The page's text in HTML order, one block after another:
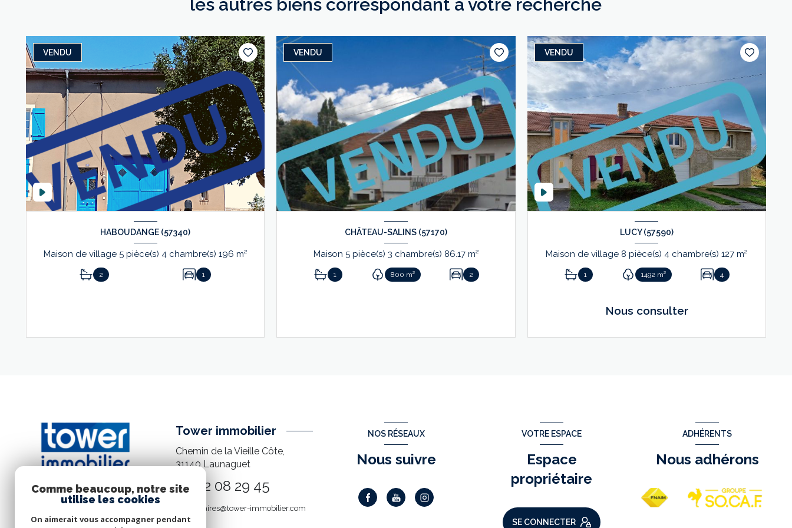
les autres biens correspondant à votre recherche
VENDU
HABOUDANGE (57340)
Maison de village 5 pièce(s) 4 chambre(s) 196 m²
2 1
VENDU
CHÂTEAU-SALINS (57170)
Maison 5 pièce(s) 3 chambre(s) 86.17 m²
1 800 m² 2
VENDU
LUCY (57590)
Maison de village 8 pièce(s) 4 chambre(s) 127 m²
1 1492 m² 4
Nous consulter
Tower immobilier
Chemin de la Vieille Côte,
31140 Launaguet
05 82 08 29 45
mandataires@tower-immobilier.com
NOS RÉSEAUX
Nous suivre
VOTRE ESPACE
Espace
propriétaire
SE CONNECTER
ADHÉRENTS
Nous adhérons
Comme beaucoup, notre site
utilise les cookies
On aimerait vous accompagner pendant